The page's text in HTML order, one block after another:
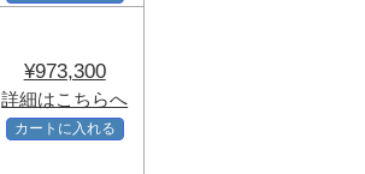
¥973,300
詳細はこちらへ
カートに入れる